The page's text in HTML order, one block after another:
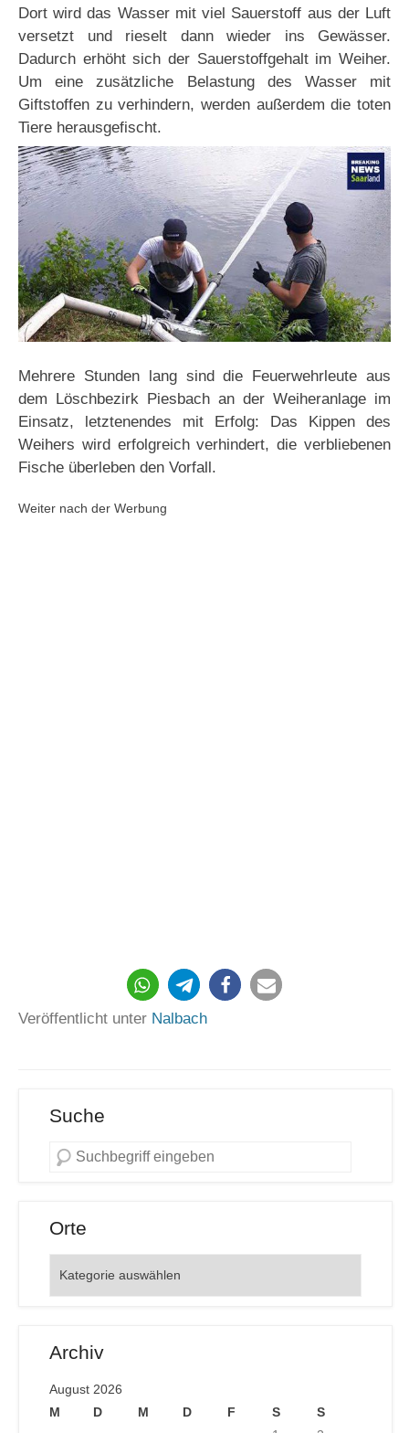
Dort wird das Wasser mit viel Sauerstoff aus der Luft
versetzt und rieselt dann wieder ins Gewässer.
Dadurch erhöht sich der Sauerstoffgehalt im Weiher.
Um eine zusätzliche Belastung des Wasser mit
Giftstoffen zu verhindern, werden außerdem die toten
Tiere herausgefischt.
Mehrere Stunden lang sind die Feuerwehrleute aus
dem Löschbezirk Piesbach an der Weiheranlage im
Einsatz, letztenendes mit Erfolg: Das Kippen des
Weihers wird erfolgreich verhindert, die verbliebenen
Fische überleben den Vorfall.
Weiter nach der Werbung
Veröffentlicht unter Nalbach
Suche
Orte
Archiv
August 2026
M
D M D F S
S